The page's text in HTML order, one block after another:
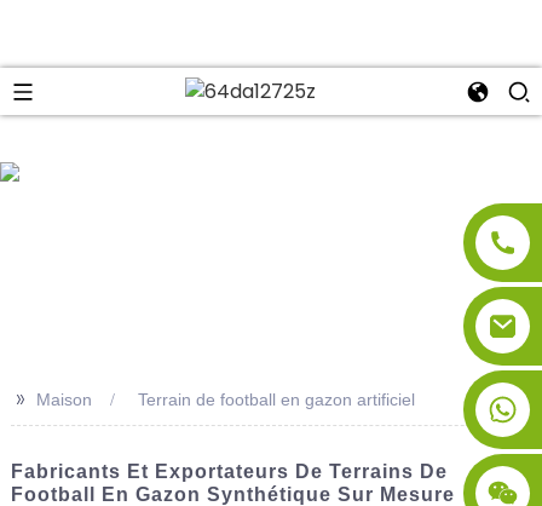
>> Maison Terrain de football en gazon artificiel
Fabricants Et Exportateurs De Terrains De
Football En Gazon Synthétique Sur Mesure